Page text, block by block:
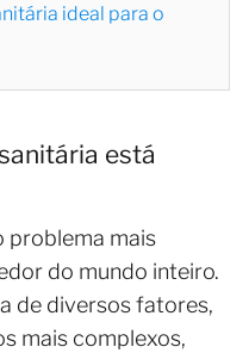
ideal para o
está
problema mais
do mundo inteiro.
de diversos fatores,
mais complexos,